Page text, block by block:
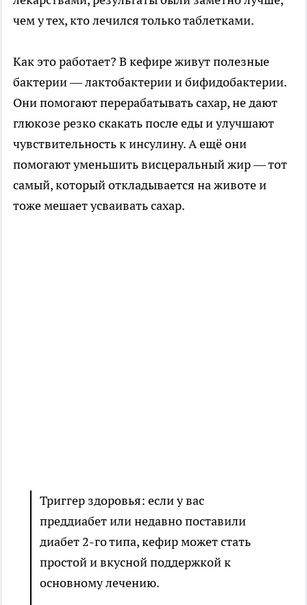
чем у тех, кто лечился только таблетками.
Как это работает? В кефире живут полезные
бактерии — лактобактерии и бифидобактерии.
Они помогают перерабатывать сахар, не дают
глюкозе резко скакать после еды и улучшают
чувствительность к инсулину. А ещё они
помогают уменьшить висцеральный жир — тот
самый, который откладывается на животе и
тоже мешает усваивать сахар.
Триггер здоровья: если у вас
преддиабет или недавно поставили
диабет 2-го типа, кефир может стать
простой и вкусной поддержкой к
основному лечению.